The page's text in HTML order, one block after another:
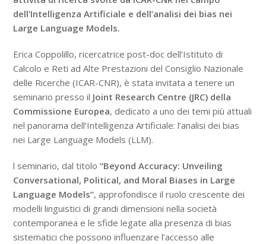
dell’Intelligenza Artificiale e dell’analisi dei bias nei
Large Language Models.
Erica Coppolillo, ricercatrice post-doc dell’Istituto di
Calcolo e Reti ad Alte Prestazioni del Consiglio Nazionale
delle Ricerche (ICAR-CNR), è stata invitata a tenere un
seminario presso il Joint Research Centre (JRC) della
Commissione Europea, dedicato a uno dei temi più attuali
nel panorama dell’Intelligenza Artificiale: l’analisi dei bias
nei Large Language Models (LLM).
l seminario, dal titolo“Beyond Accuracy: Unveiling
Conversational, Political, and Moral Biases in Large
Language Models”, approfondisce il ruolo crescente dei
modelli linguistici di grandi dimensioni nella società
contemporanea e le sfide legate alla presenza di bias
sistematici che possono influenzare l’accesso alle